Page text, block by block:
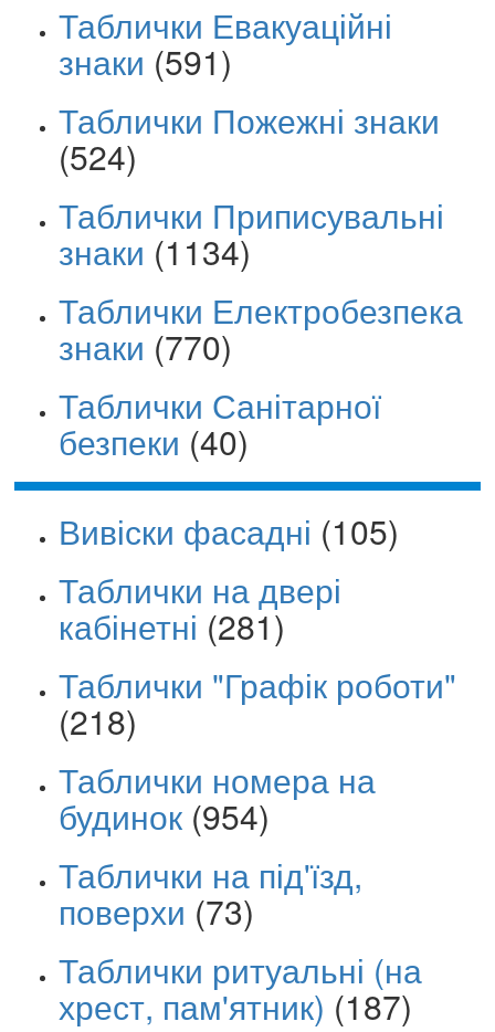
Таблички Евакуаційні
знаки (591)
Таблички Пожежні знаки
(524)
Таблички Приписувальні
знаки (1134)
Таблички Електробезпека
знаки (770)
Таблички Санітарної
безпеки (40)
Вивіски фасадні (105)
Таблички на двері
кабінетні (281)
Таблички "Графік роботи"
(218)
Таблички номера на
будинок (954)
Таблички на під'їзд,
поверхи (73)
Таблички ритуальні (на
хрест, пам'ятник) (187)